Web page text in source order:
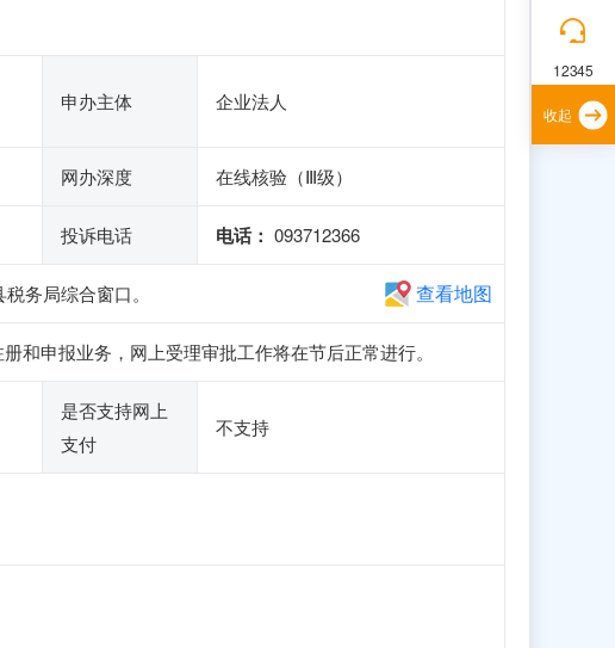
申办主体 企业法人
网办深度 在线核验（Ⅲ级）
投诉电话 电话： 093712366
务局综合窗口。 查看地图
和申报业务，网上受理审批工作将在节后正常进行。
是否支持网上
支付
不支持
12345
收起